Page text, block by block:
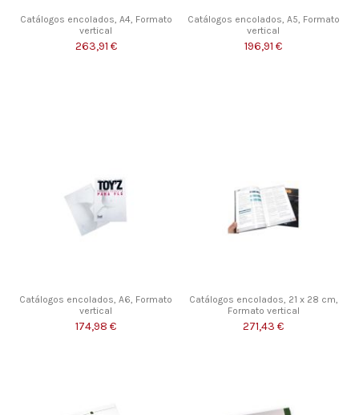
Catálogos encolados, A4, Formato
vertical
263,91 €
Catálogos encolados, A5, Formato
vertical
196,91 €
Catálogos encolados, A6, Formato
vertical
174,98 €
Catálogos encolados, 21 x 28 cm,
Formato vertical
271,43 €